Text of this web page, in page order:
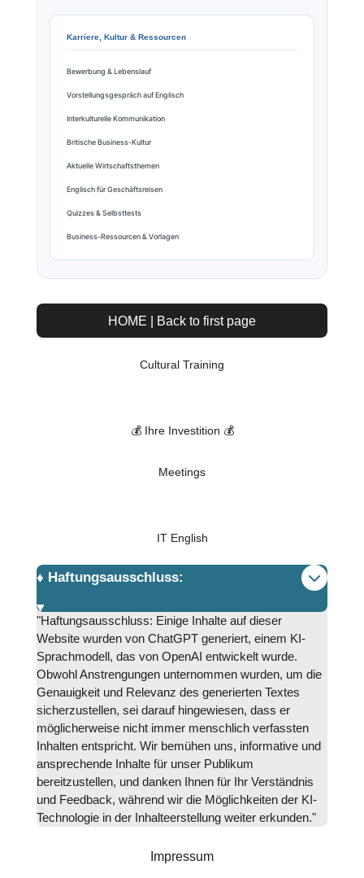
Karriere, Kultur & Ressourcen
Bewerbung & Lebenslauf
Vorstellungsgespräch auf Englisch
Interkulturelle Kommunikation
Britische Business-Kultur
Aktuelle Wirtschaftsthemen
Englisch für Geschäftsreisen
Quizzes & Selbsttests
Business-Ressourcen & Vorlagen
HOME | Back to first page
Cultural Training
💰 Ihre Investition 💰
Meetings
IT English
♦️ Haftungsausschluss:
"Haftungsausschluss: Einige Inhalte auf dieser
Website wurden von ChatGPT generiert, einem KI-
Sprachmodell, das von OpenAI entwickelt wurde.
Obwohl Anstrengungen unternommen wurden, um die
Genauigkeit und Relevanz des generierten Textes
sicherzustellen, sei darauf hingewiesen, dass er
möglicherweise nicht immer menschlich verfassten
Inhalten entspricht. Wir bemühen uns, informative und
ansprechende Inhalte für unser Publikum
bereitzustellen, und danken Ihnen für Ihr Verständnis
und Feedback, während wir die Möglichkeiten der KI-
Technologie in der Inhalteerstellung weiter erkunden."
Impressum